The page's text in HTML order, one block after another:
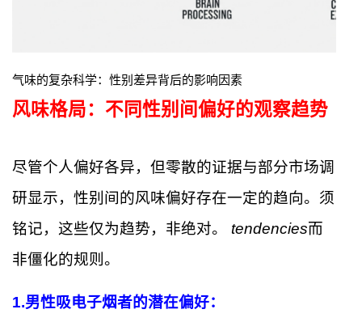
气味的复杂科学：性别差异背后的影响因素
风味格局：不同性别间偏好的观察趋势
尽管个人偏好各异，但零散的证据与部分市场调
研显示，性别间的风味偏好存在一定的趋向。须
铭记，这些仅为趋势，非绝对。 tendencies而
非僵化的规则。
1.男性吸电子烟者的潜在偏好：